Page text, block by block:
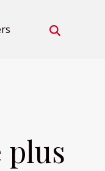
plus